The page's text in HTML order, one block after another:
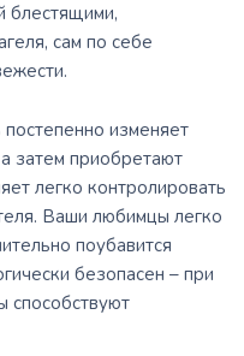
блестящими,
сам по себе
изменяет
затем приобретают
легко контролировать
Ваши любимцы легко
поубавится
безопасен – при
способствуют